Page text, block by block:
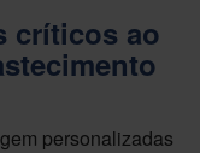
críticos ao
personalizadas